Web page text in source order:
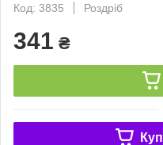
Код: 3835
Роздріб
341 ₴